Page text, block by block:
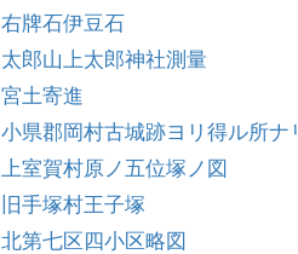
右牌石伊豆石
太郎山上太郎神社測量
宮土寄進
小県郡岡村古城跡ヨリ得ル所ナ
上室賀村原ノ五位塚ノ図
旧手塚村王子塚
北第七区四小区略図